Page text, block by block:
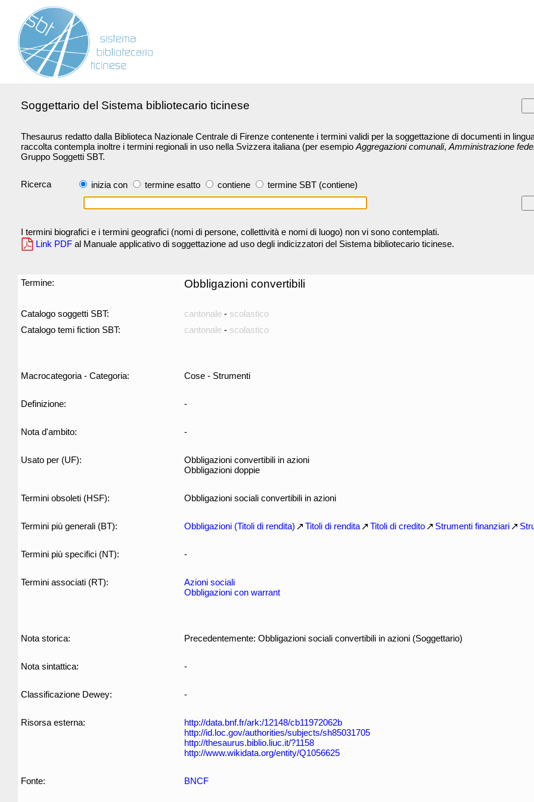
Soggettario del Sistema bibliotecario ticinese
Thesaurus redatto dalla Biblioteca Nazionale Centrale di Firenze contenente i termini validi per la soggettazione di documenti in
raccolta contempla inoltre i termini regionali in uso nella Svizzera italiana (per esempio Aggregazioni comunali, Amministrazione
Gruppo Soggetti SBT.
Ricerca inizia con termine esatto contiene termine SBT (contiene)
I termini biografici e i termini geografici (nomi di persone, collettività e nomi di luogo) non vi sono contemplati.
Link PDF al Manuale applicativo di soggettazione ad uso degli indicizzatori del Sistema bibliotecario ticinese.
Termine: Obbligazioni convertibili
Catalogo soggetti SBT: cantonale - scolastico
Catalogo temi fiction SBT:
cantonale - scolastico
Macrocategoria - Categoria: Cose - Strumenti
Definizione: -
Nota d'ambito: -
Usato per (UF):
Obbligazioni convertibili in azioni
Obbligazioni doppie
Termini obsoleti (HSF): Obbligazioni sociali convertibili in azioni
Termini più generali (BT): Obbligazioni (Titoli di rendita) Titoli di rendita Titoli di credito Strumenti finanziari
Termini più specifici (NT): -
Termini associati (RT):
Azioni sociali
Obbligazioni con warrant
Nota storica: Precedentemente: Obbligazioni sociali convertibili in azioni (Soggettario)
Nota sintattica: -
Classificazione Dewey: -
Risorsa esterna:
http://data.bnf.fr/ark:/12148/cb11972062b
http://id.loc.gov/authorities/subjects/sh85031705
http://thesaurus.biblio.liuc.it/?1158
http://www.wikidata.org/entity/Q1056625
Fonte: BNCF